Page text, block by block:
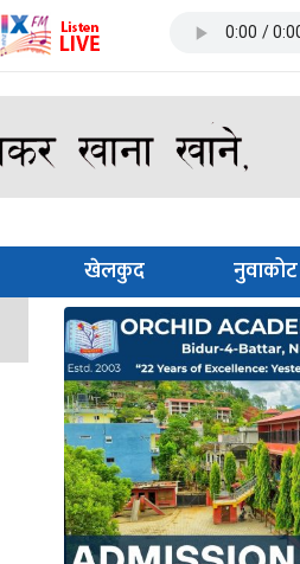
खेलकुद नुवाकोट